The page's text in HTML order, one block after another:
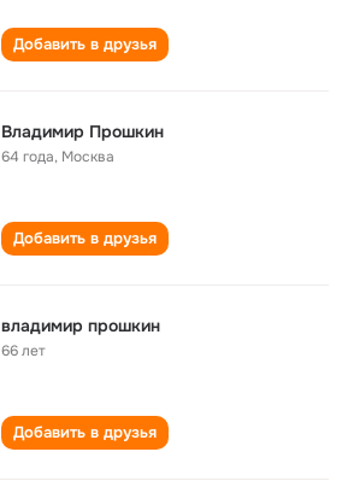
Добавить в друзья
Владимир Прошкин
64 года, Москва
Добавить в друзья
владимир прошкин
66 лет
Добавить в друзья